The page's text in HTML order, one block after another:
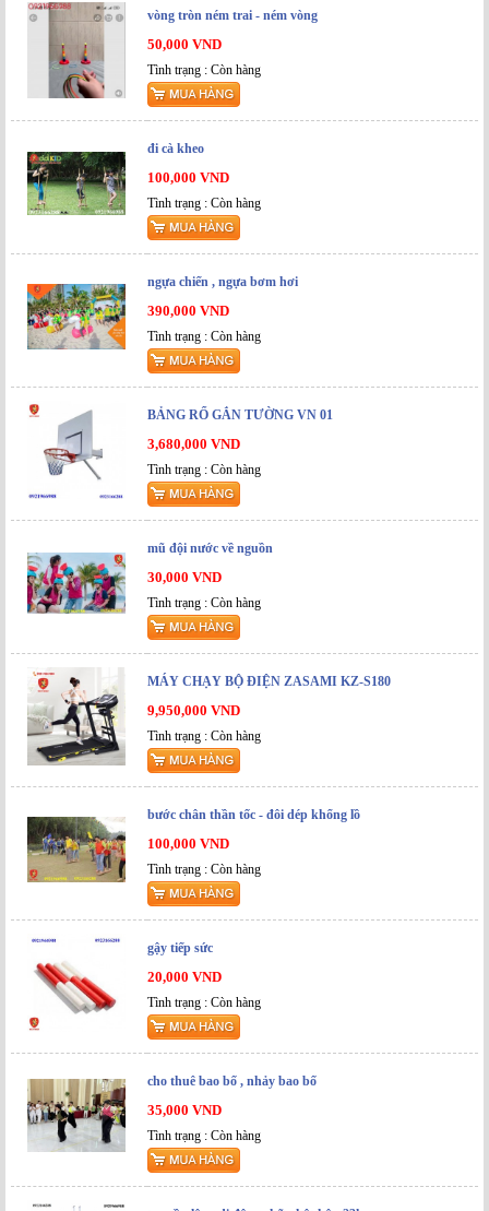
vòng tròn ném trai - ném vòng
50,000 VND
Tình trạng : Còn hàng
đi cà kheo
100,000 VND
Tình trạng : Còn hàng
ngựa chiến , ngựa bơm hơi
390,000 VND
Tình trạng : Còn hàng
BẢNG RỔ GẮN TƯỜNG VN 01
3,680,000 VND
Tình trạng : Còn hàng
mũ đội nước về nguồn
30,000 VND
Tình trạng : Còn hàng
MÁY CHẠY BỘ ĐIỆN ZASAMI KZ-S180
9,950,000 VND
Tình trạng : Còn hàng
bước chân thần tốc - đôi dép khổng lồ
100,000 VND
Tình trạng : Còn hàng
gậy tiếp sức
20,000 VND
Tình trạng : Còn hàng
cho thuê bao bố , nhảy bao bố
35,000 VND
Tình trạng : Còn hàng